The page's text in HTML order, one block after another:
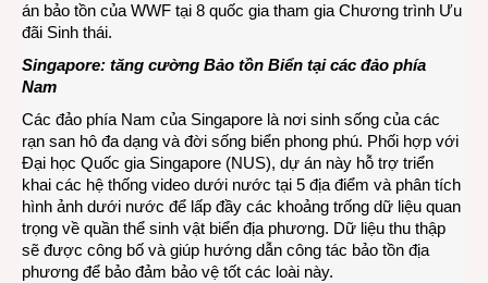
án bảo tồn của WWF tại 8 quốc gia tham gia Chương trình Ưu
đãi Sinh thái.
Singapore: tăng cường Bảo tồn Biển tại các đảo phía
Nam
Các đảo phía Nam của Singapore là nơi sinh sống của các
rạn san hô đa dạng và đời sống biển phong phú. Phối hợp với
Đại học Quốc gia Singapore (NUS), dự án này hỗ trợ triển
khai các hệ thống video dưới nước tại 5 địa điểm và phân tích
hình ảnh dưới nước để lấp đầy các khoảng trống dữ liệu quan
trọng về quần thể sinh vật biển địa phương. Dữ liệu thu thập
sẽ được công bố và giúp hướng dẫn công tác bảo tồn địa
phương để bảo đảm bảo vệ tốt các loài này.